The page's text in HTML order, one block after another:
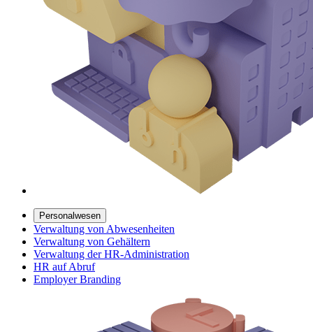
Personalwesen
Verwaltung von Abwesenheiten
Verwaltung von Gehältern
Verwaltung der HR-Administration
HR auf Abruf
Employer Branding